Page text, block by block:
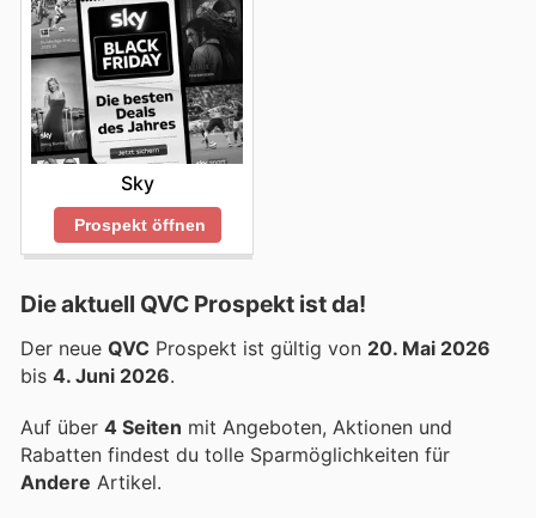
Sky
Prospekt öffnen
Die aktuell QVC Prospekt ist da!
Der neue QVC Prospekt ist gültig von 20. Mai 2026
bis 4. Juni 2026.
Auf über 4 Seiten mit Angeboten, Aktionen und
Rabatten findest du tolle Sparmöglichkeiten für
Andere Artikel.